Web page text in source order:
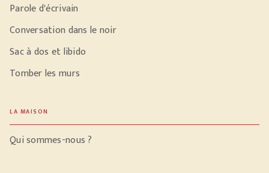
Parole d'écrivain
Conversation dans le noir
Sac à dos et libido
Tomber les murs
LA MAISON
Qui sommes-nous ?